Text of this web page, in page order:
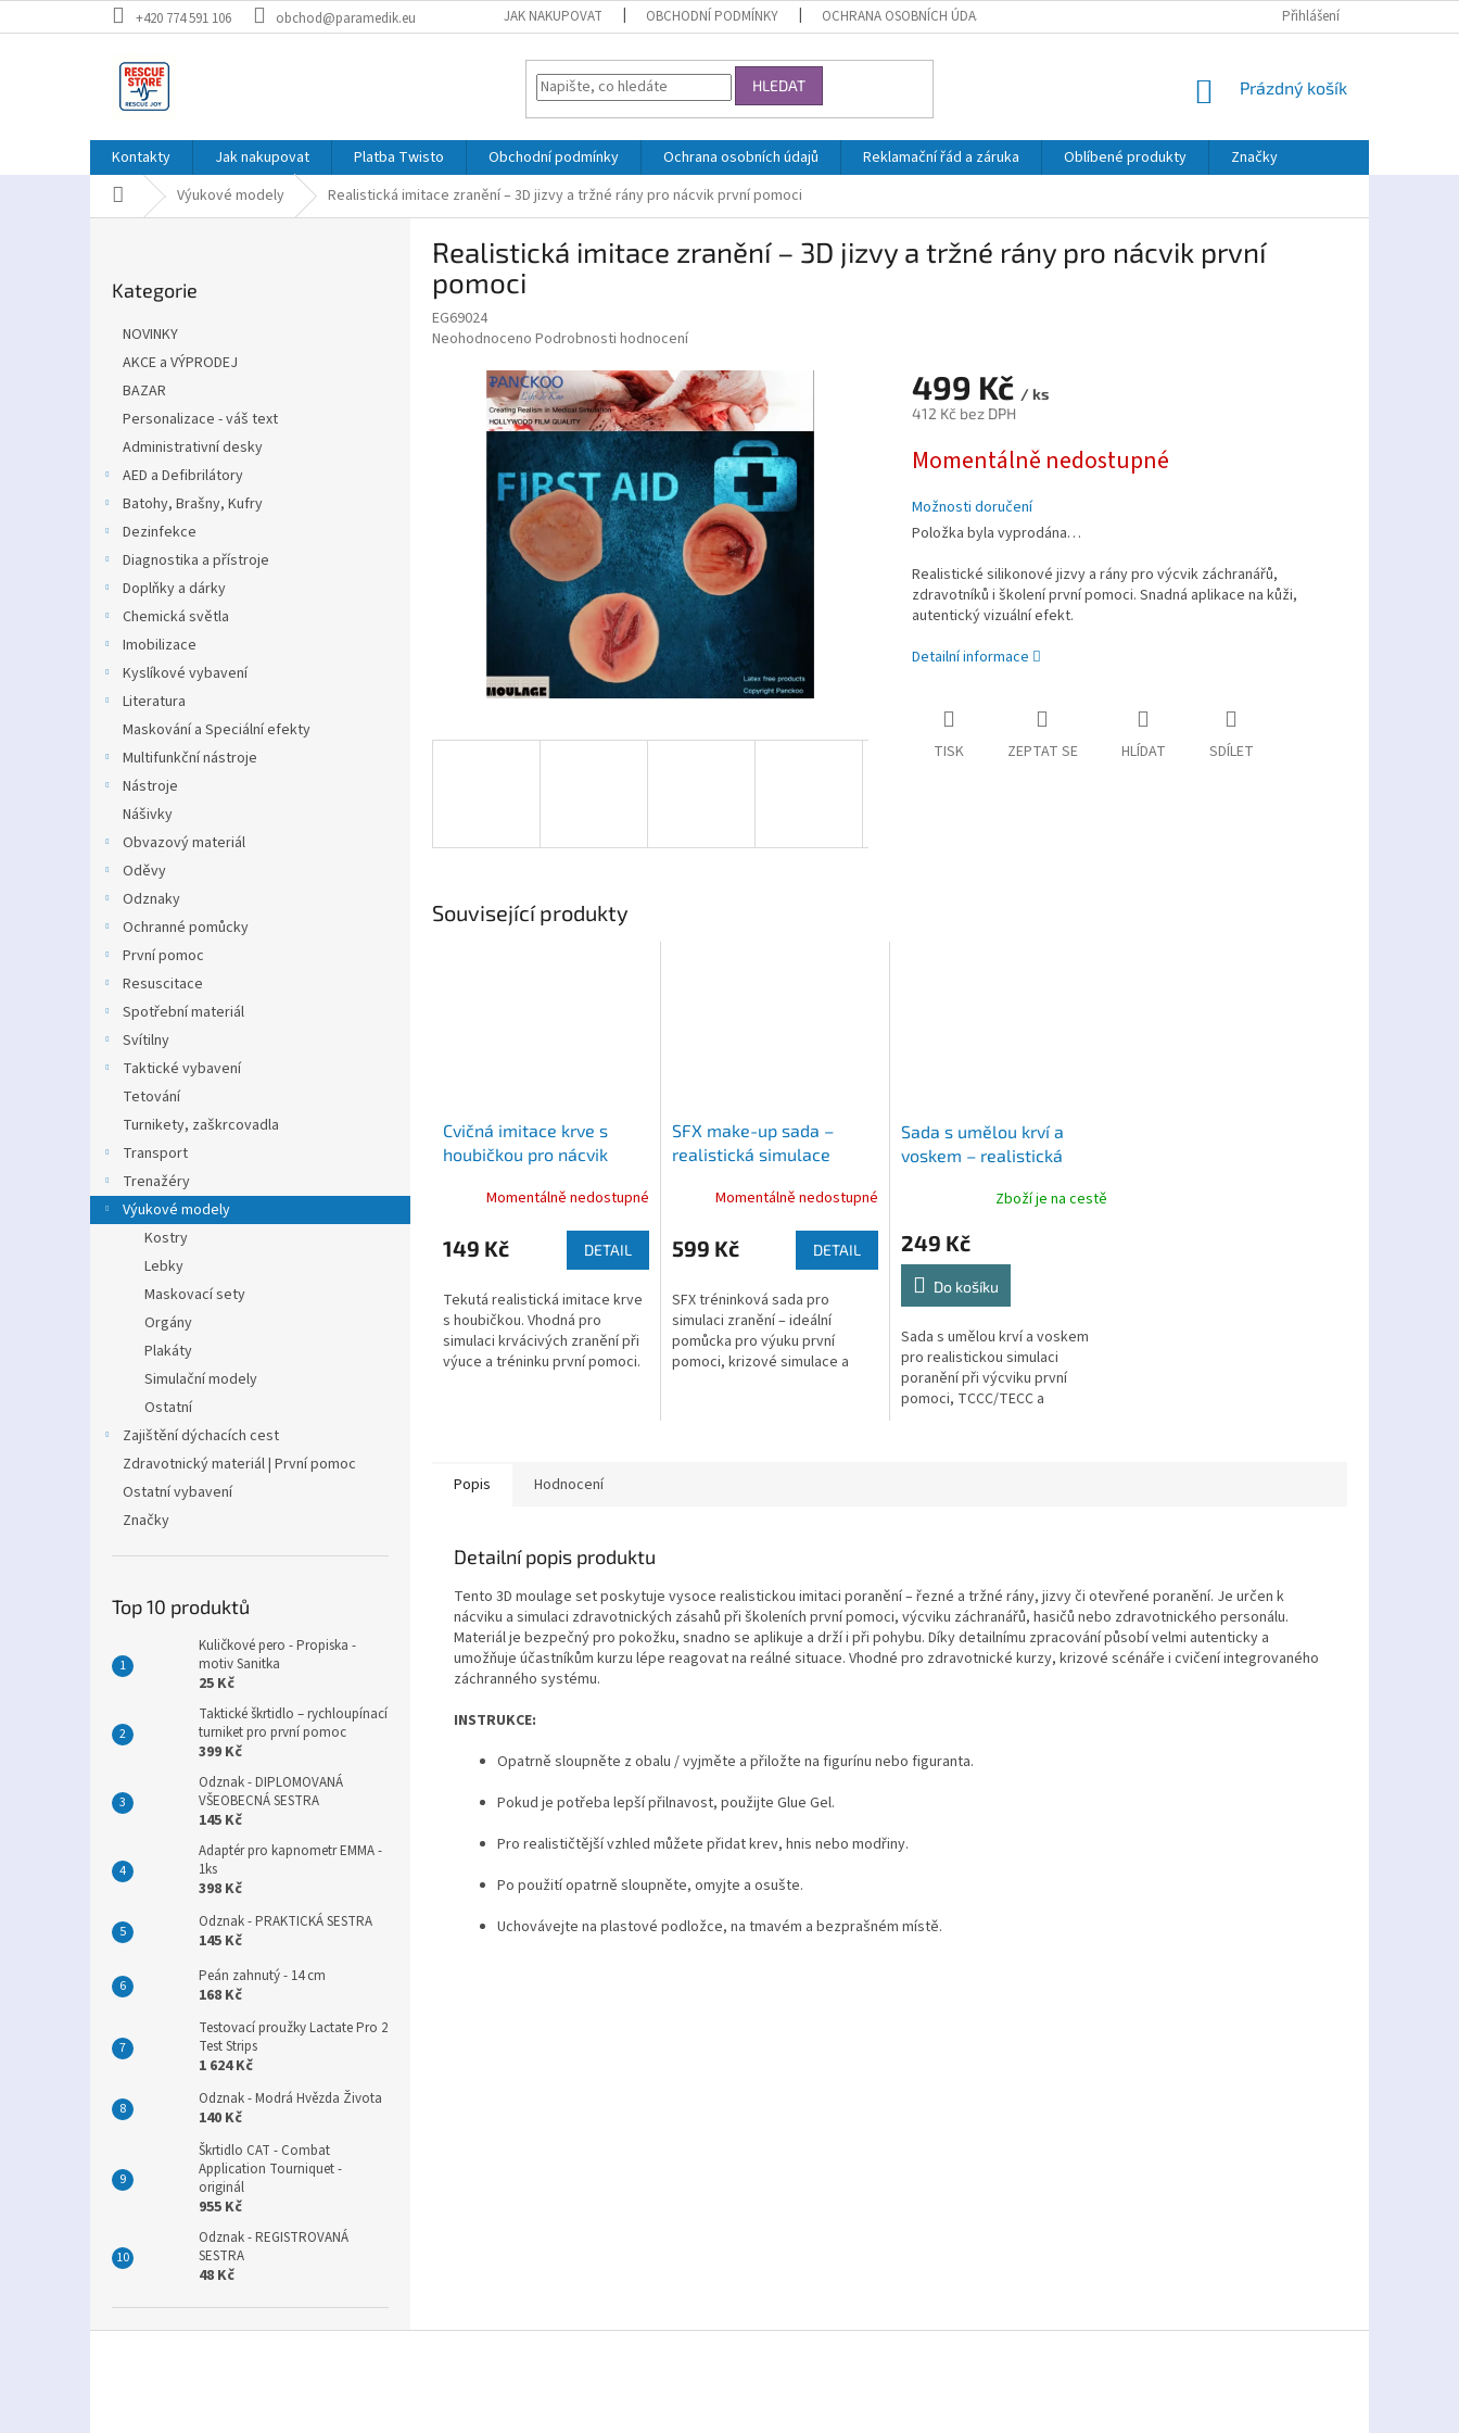
na
+420 774 591 106 obchod@paramedik.eu JAK NAKUPOVAT OBCHODNÍ PODMÍNKY OCHRANA OSOBNÍCH ÚDAJŮ Přihlášení
HLEDAT
NÁKUPNÍ
Prázdný košík
Kontakty Jak nakupovat Platba Twisto Obchodní podmínky Ochrana osobních údajů Reklamační řád a záruka Oblíbené produkty
Značky
Domů Výukové modely Realistická imitace zranění – 3D jizvy a tržné rány pro nácvik první pomoci
kategorie
Kategorie
NOVINKY
AKCE a VÝPRODEJ
BAZAR
Personalizace - váš text
Administrativní desky
AED a Defibrilátory
Batohy, Brašny, Kufry
Dezinfekce
Diagnostika a přístroje
Doplňky a dárky
Chemická světla
Imobilizace
Kyslíkové vybavení
Literatura
Maskování a Speciální efekty
Multifunkční nástroje
Nástroje
Nášivky
Obvazový materiál
Oděvy
Odznaky
Ochranné pomůcky
První pomoc
Resuscitace
Spotřební materiál
Svítilny
Taktické vybavení
Tetování
Turnikety, zaškrcovadla
Transport
Trenažéry
Výukové modely
Kostry
Lebky
Maskovací sety
Orgány
Plakáty
Simulační modely
Ostatní
Zajištění dýchacích cest
Zdravotnický materiál | První pomoc
Ostatní vybavení
Značky
Top 10 produktů
Kuličkové pero - Propiska -
motiv Sanitka
25 Kč
Taktické škrtidlo – rychloupínací
turniket pro první pomoc
399 Kč
Odznak - DIPLOMOVANÁ
VŠEOBECNÁ SESTRA
145 Kč
Adaptér pro kapnometr EMMA -
1ks
398 Kč
Odznak - PRAKTICKÁ SESTRA
145 Kč
Peán zahnutý - 14 cm
168 Kč
Testovací proužky Lactate Pro 2
Test Strips
1 624 Kč
Odznak - Modrá Hvězda Života
140 Kč
Škrtidlo CAT - Combat
Application Tourniquet -
originál
955 Kč
Odznak - REGISTROVANÁ
SESTRA
48 Kč
Realistická imitace zranění – 3D jizvy a tržné rány pro nácvik první
pomoci
EG69024
Průměrné
produktu
hvězdiček.
Neohodnoceno Podrobnosti hodnocení
499 Kč / ks
412 Kč bez DPH
cena:
Momentálně nedostupné
Možnosti doručení
Položka byla vyprodána…
Realistické silikonové jizvy a rány pro výcvik záchranářů,
zdravotníků i školení první pomoci. Snadná aplikace na kůži,
autentický vizuální efekt.
Detailní informace
TISK ZEPTAT SE HLÍDAT SDÍLET
Související produkty
Cvičná imitace krve s
houbičkou pro nácvik
Momentálně nedostupné
149 Kč DETAIL
Tekutá realistická imitace krve
s houbičkou. Vhodná pro
simulaci krvácivých zranění při
výuce a tréninku první pomoci.
SFX make-up sada –
realistická simulace
výcvikMomentálně nedostupné
599 Kč DETAIL
SFX tréninková sada pro
simulaci zranění – ideální
pomůcka pro výuku první
pomoci, krizové simulace a
Sada s umělou krví a
voskem – realistická
zdravotnický výcvikZboží je na cestě
249 Kč
Do košíku
Sada s umělou krví a voskem
pro realistickou simulaci
poranění při výcviku první
pomoci, TCCC/TECC a
Popis Hodnocení
Detailní popis produktu
Tento 3D moulage set poskytuje vysoce realistickou imitaci poranění – řezné a tržné rány, jizvy či otevřené poranění. Je určen k
nácviku a simulaci zdravotnických zásahů při školeních první pomoci, výcviku záchranářů, hasičů nebo zdravotnického personálu.
Materiál je bezpečný pro pokožku, snadno se aplikuje a drží i při pohybu. Díky detailnímu zpracování působí velmi autenticky a
umožňuje účastníkům kurzu lépe reagovat na reálné situace. Vhodné pro zdravotnické kurzy, krizové scénáře i cvičení integrovaného
záchranného systému.
INSTRUKCE:
Opatrně sloupněte z obalu / vyjměte a přiložte na figurínu nebo figuranta.
Pokud je potřeba lepší přilnavost, použijte Glue Gel.
Pro realističtější vzhled můžete přidat krev, hnis nebo modřiny.
Po použití opatrně sloupněte, omyjte a osušte.
Uchovávejte na plastové podložce, na tmavém a bezprašném místě.